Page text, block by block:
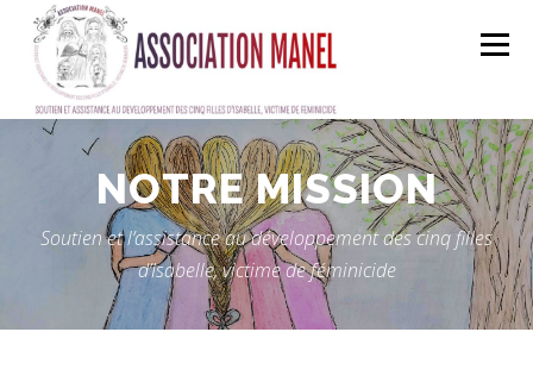
content
Menu
A PROPOS MANEL EN ACTION
FAIRE UN DON ADHÉRER BOUTIQUE EN LIGNE
NOTRE MISSION
Soutien et l’assistance au développement des cinq filles
d’Isabelle, victime de féminicide